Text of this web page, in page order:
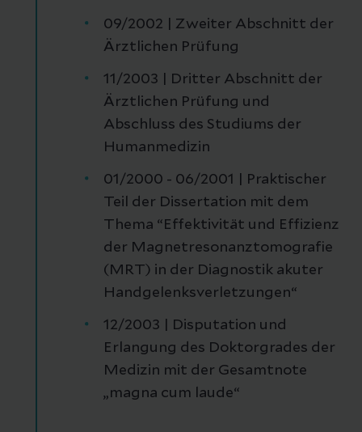
09/2002 | Zweiter Abschnitt der
Ärztlichen Prüfung
11/2003 | Dritter Abschnitt der
Ärztlichen Prüfung und
Abschluss des Studiums der
Humanmedizin
01/2000 - 06/2001 | Praktischer
Teil der Dissertation mit dem
Thema “Effektivität und Effizienz
der Magnetresonanztomografie
(MRT) in der Diagnostik akuter
Handgelenksverletzungen“
12/2003 | Disputation und
Erlangung des Doktorgrades der
Medizin mit der Gesamtnote
„magna cum laude“